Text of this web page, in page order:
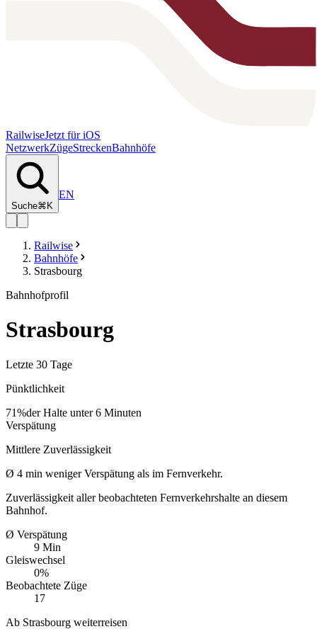
RailwiseJetzt für iOS
NetzwerkZügeStreckenBahnhöfe
Suche⌘K
EN
Railwise
Bahnhöfe
Strasbourg
Bahnhofprofil
Strasbourg
Letzte 30 Tage
Pünktlichkeit
71%der Halte unter 6 Minuten
Verspätung
Mittlere Zuverlässigkeit
Ø 4 min weniger Verspätung als im Fernverkehr.
Zuverlässigkeit aller beobachteten Fernverkehrshalte an diesem
Bahnhof.
Ø Verspätung
9 Min
Gleiswechsel
0%
Beobachtete Züge
17
Ab Strasbourg weiterreisen